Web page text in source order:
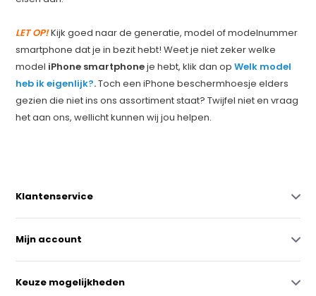
LET OP!Kijk goed naar de generatie, model of modelnummer
smartphone dat je in bezit hebt! Weet je niet zeker welke
model iPhone smartphoneje hebt, klik dan opWelk model
heb ik eigenlijk?.Toch een iPhone beschermhoesje elders
gezien die niet ins ons assortiment staat? Twijfel niet en vraag
het aan ons, wellicht kunnen wij jou helpen.
Klantenservice
Mijn account
Keuze mogelijkheden